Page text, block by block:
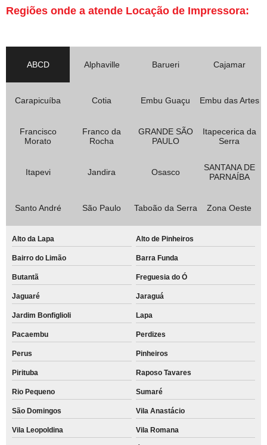
Regiões onde a atende Locação de Impressora:
ABCD Alphaville Barueri Cajamar
Carapicuíba Cotia Embu Guaçu Embu das Artes
Francisco
Morato
Franco da
Rocha
GRANDE SÃO
PAULO
Itapecerica da
Serra
Itapevi Jandira Osasco
SANTANA DE
PARNAÍBA
Santo André São Paulo Taboão da Serra Zona Oeste
Alto da Lapa Alto de Pinheiros
Bairro do Limão Barra Funda
Butantã Freguesia do Ó
Jaguaré Jaraguá
Jardim Bonfiglioli Lapa
Pacaembu Perdizes
Perus Pinheiros
Pirituba Raposo Tavares
Rio Pequeno Sumaré
São Domingos Vila Anastácio
Vila Leopoldina Vila Romana